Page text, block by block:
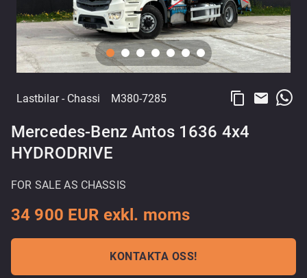
Lastbilar- Chassi M380-7285 content_copy email
Mercedes-Benz Antos 1636 4x4
HYDRODRIVE
FOR SALE AS CHASSIS
34 900 EUR exkl. moms
KONTAKTA OSS!